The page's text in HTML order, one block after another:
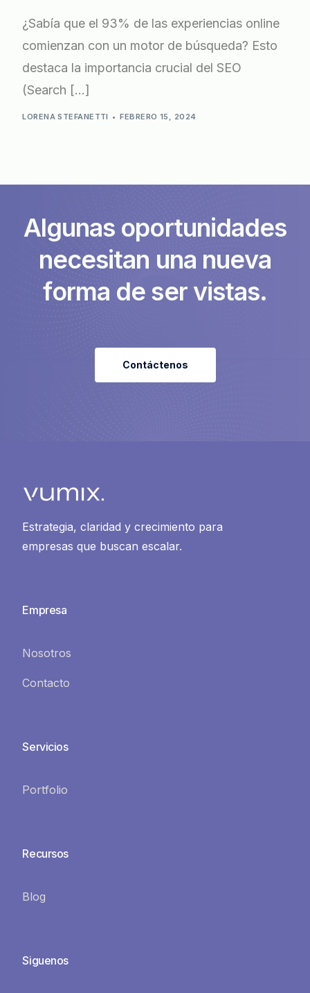
¿Sabía que el 93% de las experiencias online
comienzan con un motor de búsqueda? Esto
destaca la importancia crucial del SEO
(Search […]
LORENA STEFANETTI FEBRERO 15, 2024
Algunas oportunidades
necesitan una nueva
forma de ser vistas.
Contáctenos
Estrategia, claridad y crecimiento para
empresas que buscan escalar.
Empresa
Nosotros
Contacto
Servicios
Portfolio
Recursos
Blog
Siguenos